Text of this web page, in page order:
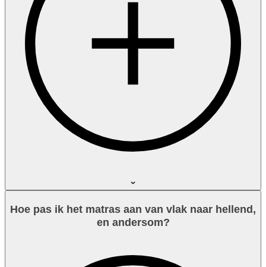
Hoe pas ik het matras aan van vlak naar hellend,
en andersom?